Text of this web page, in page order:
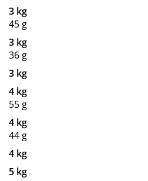
3 kg
45 g
3 kg
36 g
3 kg
4 kg
55 g
4 kg
44 g
4 kg
5 kg